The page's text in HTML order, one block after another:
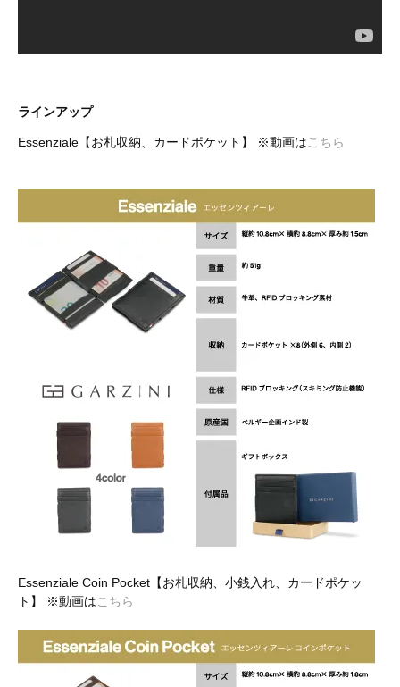
ラインアップ
Essenziale【お札収納、カードポケット】 ※動画は こちら
Essenziale Coin Pocket【お札収納、小銭入れ、カードポケッ
ト】 ※動画は こちら